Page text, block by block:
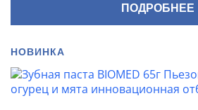
ПОДРОБНЕЕ
НОВИНКА